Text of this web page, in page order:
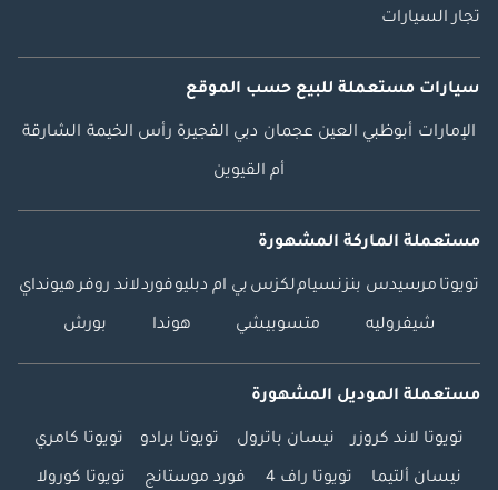
تجار السيارات
سيارات مستعملة للبيع حسب الموقع
الإمارات أبوظبي العين عجمان دبي الفجيرة رأس الخيمة الشارقة
أم القيوين
مستعملة الماركة المشهورة
تويوتا مرسيدس بنزنسياملكزس بي ام دبليوفوردلاند روفرهيونداي
شيفروليه متسوبيشي هوندا بورش
مستعملة الموديل المشهورة
تويوتا لاند كروزر نيسان باترول تويوتا برادو تويوتا كامري
نيسان ألتيما تويوتا راف 4 فورد موستانج تويوتا كورولا